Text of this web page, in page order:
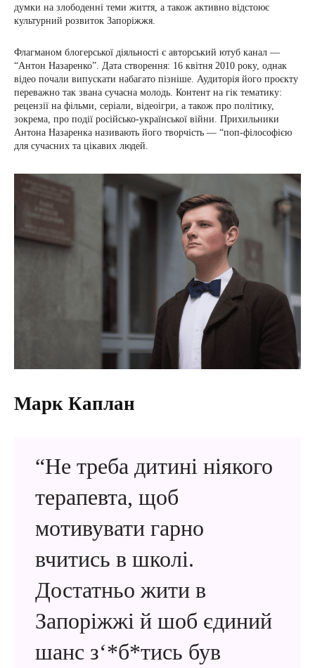
думки на злободенні теми життя, а також активно відстоює
культурний розвиток Запоріжжя.
Флагманом блогерської діяльності є авторський ютуб канал —
“Антон Назаренко”. Дата створення: 16 квітня 2010 року, однак
відео почали випускати набагато пізніше. Аудиторія його проєкту
переважно так звана сучасна молодь. Контент на гік тематику:
рецензії на фільми, серіали, відеоігри, а також про політику,
зокрема, про події російсько-української війни. Прихильники
Антона Назаренка називають його творчість — “поп-філософією
для сучасних та цікавих людей.
Марк Каплан
“Не треба дитині ніякого
терапевта, щоб
мотивувати гарно
вчитись в школі.
Достатньо жити в
Запоріжжі й шоб єдиний
шанс з‘*б*тись був